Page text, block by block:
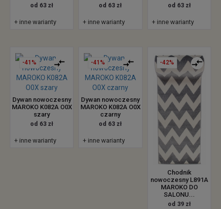
od 63 zł
+ inne warianty
od 63 zł
+ inne warianty
od 63 zł
+ inne warianty
-41%
Dywan nowoczesny
MAROKO K082A O0X
szary
od 63 zł
+ inne warianty
-41%
Dywan nowoczesny
MAROKO K082A O0X
czarny
od 63 zł
+ inne warianty
-42%
Chodnik
nowoczesny L891A
MAROKO DO
SALONU...
od 39 zł